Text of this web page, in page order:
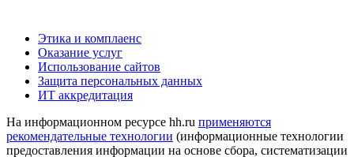
Этика и комплаенс
Оказание услуг
Использование сайтов
Защита персональных данных
ИТ аккредитация
На информационном ресурсе hh.ru применяются
рекомендательные технологии (информационные технологии
предоставления информации на основе сбора, систематизации